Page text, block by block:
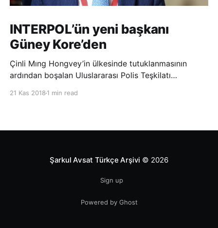
INTERPOL’ün yeni başkanı
Güney Kore’den
Çinli Mıng Hongvey’in ülkesinde tutuklanmasının
ardından boşalan Uluslararası Polis Teşkilatı
21 Kas 2018 1 min read
Şarkul Avsat Türkçe Arşivi © 2026
Sign up
Powered by Ghost